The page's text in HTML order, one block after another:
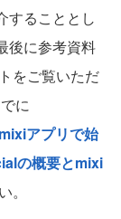
することとし
後に参考資料
をご覧いただ
に
mixiアプリで始
の概要とmixi